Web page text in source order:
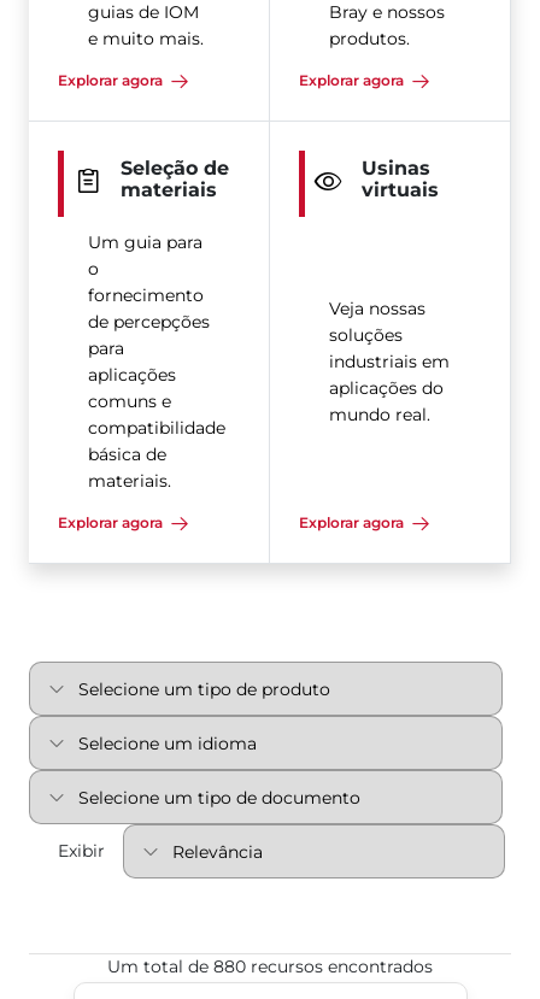
guias de IOM
e muito mais.
Explorar agora
Bray e nossos
produtos.
Explorar agora
Seleção de
materiais
Um guia para
o
fornecimento
de percepções
para
aplicações
comuns e
compatibilidade
básica de
materiais.
Explorar agora
Usinas
virtuais
Veja nossas
soluções
industriais em
aplicações do
mundo real.
Explorar agora
Exibir
Um total de 880 recursos encontrados